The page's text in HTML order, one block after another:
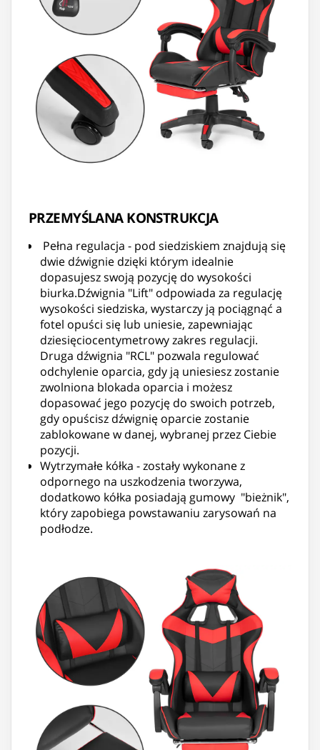
PRZEMYŚLANA KONSTRUKCJA
Pełna regulacja - pod siedziskiem znajdują się
dwie dźwignie dzięki którym idealnie
dopasujesz swoją pozycję do wysokości
biurka.Dźwignia "Lift" odpowiada za regulację
wysokości siedziska, wystarczy ją pociągnąć a
fotel opuści się lub uniesie, zapewniając
dziesięciocentymetrowy zakres regulacji.
Druga dźwignia "RCL" pozwala regulować
odchylenie oparcia, gdy ją uniesiesz zostanie
zwolniona blokada oparcia i możesz
dopasować jego pozycję do swoich potrzeb,
gdy opuścisz dźwignię oparcie zostanie
zablokowane w danej, wybranej przez Ciebie
pozycji.
Wytrzymałe kółka - zostały wykonane z
odpornego na uszkodzenia tworzywa,
dodatkowo kółka posiadają gumowy "bieżnik",
który zapobiega powstawaniu zarysowań na
podłodze.